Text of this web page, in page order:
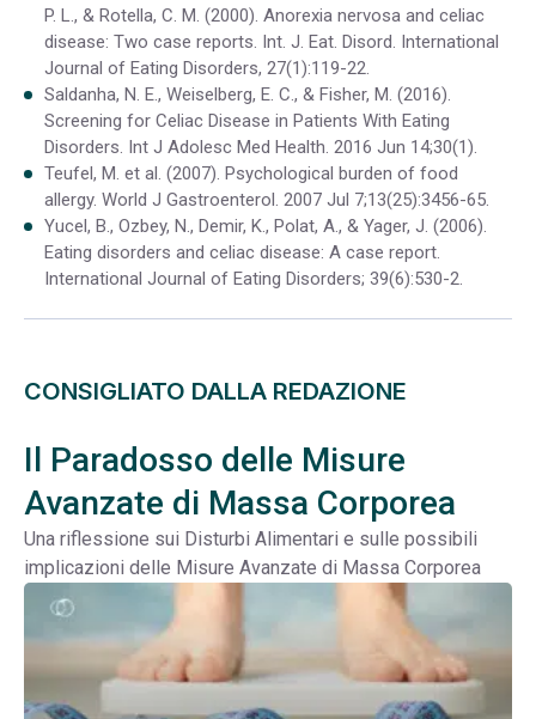
P. L., & Rotella, C. M. (2000). Anorexia nervosa and celiac
disease: Two case reports. Int. J. Eat. Disord. International
Journal of Eating Disorders, 27(1):119-22.
Saldanha, N. E., Weiselberg, E. C., & Fisher, M. (2016).
Screening for Celiac Disease in Patients With Eating
Disorders. Int J Adolesc Med Health. 2016 Jun 14;30(1).
Teufel, M. et al. (2007). Psychological burden of food
allergy. World J Gastroenterol. 2007 Jul 7;13(25):3456-65.
Yucel, B., Ozbey, N., Demir, K., Polat, A., & Yager, J. (2006).
Eating disorders and celiac disease: A case report.
International Journal of Eating Disorders; 39(6):530-2.
CONSIGLIATO DALLA REDAZIONE
Il Paradosso delle Misure
Avanzate di Massa Corporea
Una riflessione sui Disturbi Alimentari e sulle possibili
implicazioni delle Misure Avanzate di Massa Corporea